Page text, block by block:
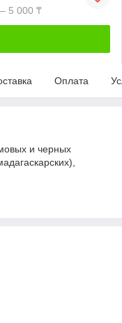
5 000 ₸
Оплата
и черных